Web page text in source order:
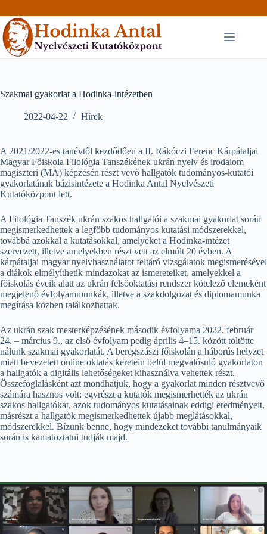
to
content
Szakmai gyakorlat a Hodinka-intézetben
2022-04-22 Hírek
A 2021/2022-es tanévtől kezdődően a II. Rákóczi Ferenc Kárpátaljai
Magyar Főiskola Filológia Tanszékének ukrán nyelv és irodalom
magiszteri (MA) képzésén részt vevő hallgatók tudományos-kutatói
gyakorlatának bázisintézete a Hodinka Antal Nyelvészeti
Kutatóközpont lett.
A Filológia Tanszék ukrán szakos hallgatói a szakmai gyakorlat során
megismerkedhettek a legfőbb tudományos kutatási módszerekkel,
továbbá azokkal a kutatásokkal, amelyeket a Hodinka-intézet
szervezett, illetve amelyekben részt vett az elmúlt 20 évben. A
kárpátaljai magyar nyelvhasználatot feltáró vizsgálatok megismerésével
a diákok elmélyíthetik mindazokat az ismereteiket, amelyekkel a
főiskolás éveik alatt az ukrán felsőoktatási rendszer kötelező elemeként
megjelenő évfolyammunkák, illetve a szakdolgozat és diplomamunka
megírása közben találkozhattak.
Az ukrán szak mesterképzésének második évfolyama 2022. február
24. – március 9., az első évfolyam pedig április 4–15. között töltötte
nálunk szakmai gyakorlatát. A beregszászi főiskolán a háborús helyzet
miatt bevezetett online oktatás keretein belül megvalósuló gyakorlaton
a hallgatók a digitális lehetőségeket kihasználva vehettek részt.
Összefoglalásként azt mondhatjuk, hogy a gyakorlat minden résztvevő
számára hasznos volt: egyrészt a kutatók megismerhették az ukrán
szakos hallgatókat, azok tudományos kutatásainak eddigi eredményeit,
másrészt a hallgatók megismerkedhettek újabb meglátásokkal,
módszerekkel. Bízunk benne, hogy mindezeket további tanulmányaik
során is kamatoztatni tudják majd.